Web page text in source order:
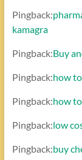
Pingback:
kamagra
Pingback:Buy
Pingback:how
Pingback:how
Pingback:low
Pingback:buy